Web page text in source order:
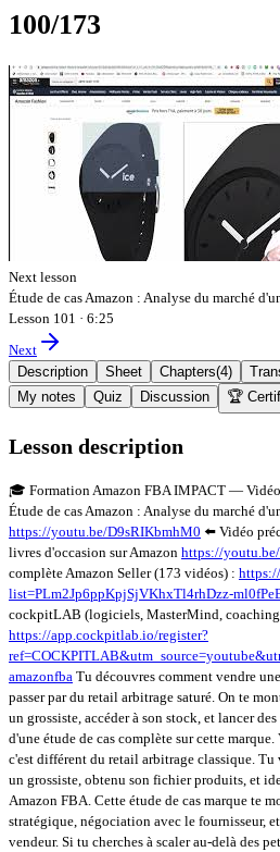
100/173
Next lesson
Étude de cas Amazon : Analyse du marché
Lesson 101 · 6:25
Next
Description
Sheet Chapters(4)
My notes
Quiz Discussion 🏆
Lesson description
🎓 Formation Amazon FBA IMPACT —
Étude de cas Amazon : Analyse du marché
https://youtu.be/D9sRIKbmhM0 ⬅️ Vidéo
livres d'occasion sur Amazon https://
complète Amazon Seller (173 vidéos) :
list=PLm2Jp6ppKpjSjVKhxTl4rhDzz-
cockpitLAB (logiciels, MasterMind,
https://app.cockpitlab.io/register?
amazonfba Tu découvres comment vendre
passer par du retail arbitrage saturé. On te
un grossiste, accéder à son stock, et lancer
d'une étude de cas complète sur cette
c'est différent du retail arbitrage classique.
un grossiste, obtenu son fichier produits, et
Amazon FBA. Cette étude de cas marque te
stratégique, négociation avec le fournisseur,
vendeur. Si tu cherches à scaler au-delà des